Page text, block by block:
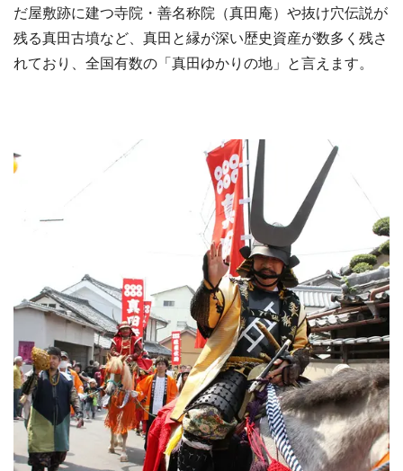
だ屋敷跡に建つ寺院・善名称院（真田庵）や抜け穴伝説が
残る真田古墳など、真田と縁が深い歴史資産が数多く残さ
れており、全国有数の「真田ゆかりの地」と言えます。